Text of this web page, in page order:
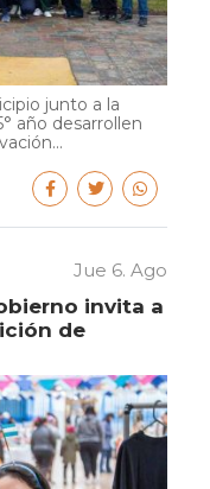
junto a la
año desarrollen
Jue 6. Ago
invita a
de